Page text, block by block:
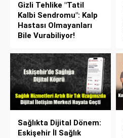
Gizli Tehlike "Tatil
Kalbi Sendromu": Kalp
Hastası Olmayanları
Bile Vurabiliyor!
Sağlıkta Dijital Dönem:
Eskişehir İl Sağlık